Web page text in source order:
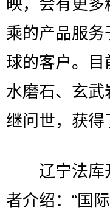
映，会有更
乘的产品服
球的客户。
水磨石、玄
继问世，获得
辽宁法库开
者介绍：“国